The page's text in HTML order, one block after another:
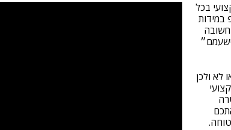
בכל
במידות
חשובה
ולכן